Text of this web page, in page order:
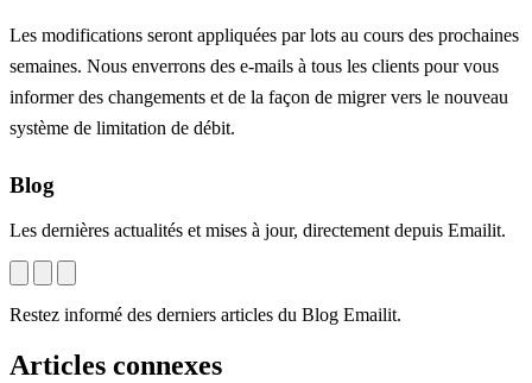
Les modifications seront appliquées par lots au cours des prochaines
semaines. Nous enverrons des e-mails à tous les clients pour vous
informer des changements et de la façon de migrer vers le nouveau
système de limitation de débit.
Blog
Les dernières actualités et mises à jour, directement depuis Emailit.
Restez informé des derniers articles du Blog Emailit.
Articles connexes